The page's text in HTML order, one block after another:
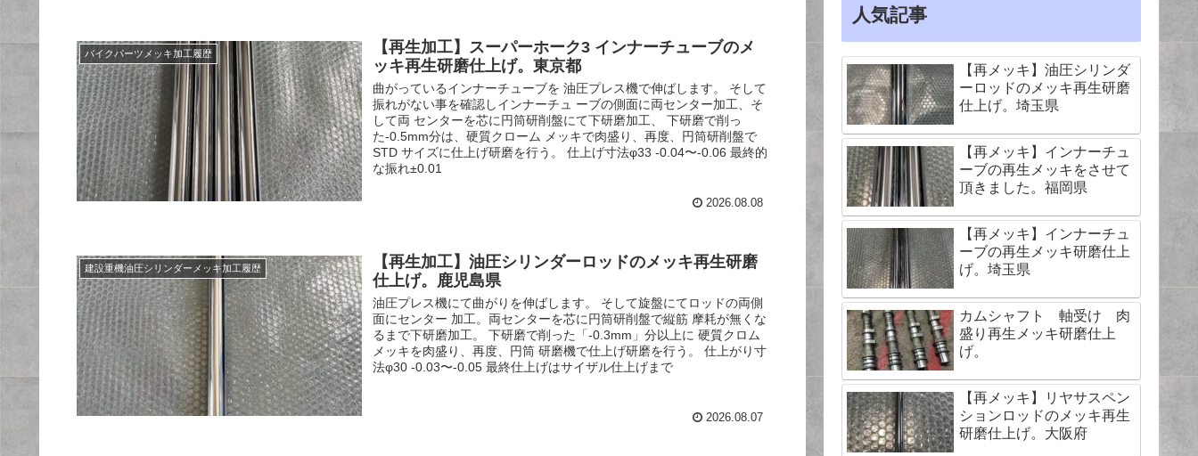
バイクパーツメッキ加工履歴
【再生加工】スーパーホーク3 インナーチューブのメ
ッキ再生研磨仕上げ。東京都
曲がっているインナーチューブを 油圧プレス機で伸ばします。 そして
振れがない事を確認しインナーチュ ーブの側面に両センター加工、そ
して両 センターを芯に円筒研削盤にて下研磨加工、 下研磨で削っ
た-0.5mm分は、硬質クローム メッキで肉盛り、再度、円筒研削盤で
STD サイズに仕上げ研磨を行う。 仕上げ寸法φ33 -0.04〜-0.06 最終的
な振れ±0.01
2026.08.08
建設重機油圧シリンダーメッキ加工履歴
【再生加工】油圧シリンダーロッドのメッキ再生研磨
仕上げ。鹿児島県
油圧プレス機にて曲がりを伸ばします。 そして旋盤にてロッドの両側
面にセンター 加工。両センターを芯に円筒研削盤で縦筋 摩耗が無くな
るまで下研磨加工。 下研磨で削った「-0.3mm」分以上に 硬質クロム
メッキを肉盛り、再度、円筒 研磨機で仕上げ研磨を行う。 仕上がり寸
法φ30 -0.03〜-0.05 最終仕上げはサイザル仕上げまで
2026.08.07
人気記事
【再メッキ】油圧シリンダ
ーロッドのメッキ再生研磨
仕上げ。埼玉県
【再メッキ】インナーチュ
ーブの再生メッキをさせて
頂きました。福岡県
【再メッキ】インナーチュ
ーブの再生メッキ研磨仕上
げ。埼玉県
カムシャフト 軸受け 肉
盛り再生メッキ研磨仕上
げ。
【再メッキ】リヤサスペン
ションロッドのメッキ再生
研磨仕上げ。大阪府